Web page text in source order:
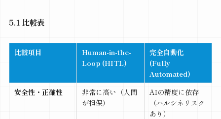
5.1 比較表
比較項目
Human-in-the-
Loop (HITL)
完全自動化
(Fully
Automated)
安全性・正確性
非常に高い（人間
が担保）
AIの精度に依存
（ハルシネリスク
あり）